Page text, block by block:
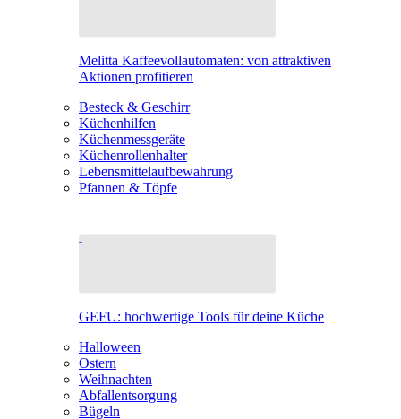
Melitta Kaffeevollautomaten: von attraktiven
Aktionen profitieren
Besteck & Geschirr
Küchenhilfen
Küchenmessgeräte
Küchenrollenhalter
Lebensmittelaufbewahrung
Pfannen & Töpfe
GEFU: hochwertige Tools für deine Küche
Halloween
Ostern
Weihnachten
Abfallentsorgung
Bügeln